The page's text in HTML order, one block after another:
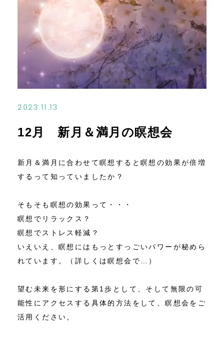
エッセイ
お問い合わせ
アクセス
2023.11.13
12月 新月＆満月の瞑想会
新月＆満月に合わせて瞑想すると瞑想の効果が倍増
するって知っていましたか？
そもそも瞑想の効果って・・・
瞑想でリラックス？
瞑想でストレス軽減？
いえいえ、瞑想にはもっとすっごいパワーが秘めら
れています。（詳しくは瞑想会で…）
望む未来を形にする第1歩として、そして無限の可
能性にアクセスする具体的方法をして、瞑想会をご
活用ください。